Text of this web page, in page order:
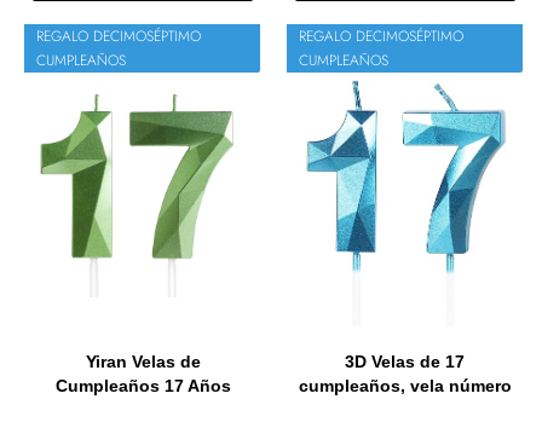
REGALO DECIMOSÉPTIMO
CUMPLEAÑOS
Yiran Velas de
Cumpleaños 17 Años
REGALO DECIMOSÉPTIMO
CUMPLEAÑOS
3D Velas de 17
cumpleaños, vela número